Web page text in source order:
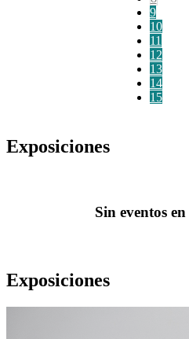
9
10
11
12
13
14
15
Exposiciones
Sin eventos
Exposiciones